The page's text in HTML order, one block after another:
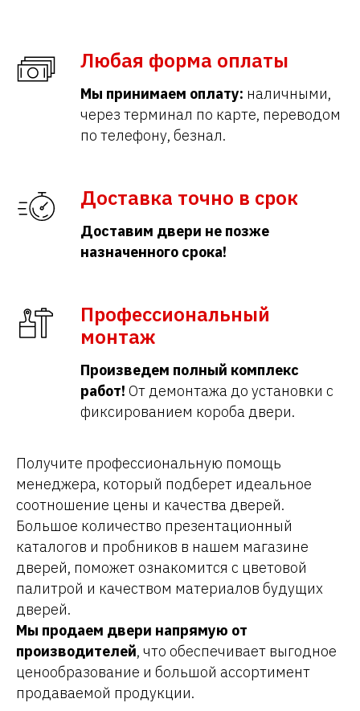
Любая форма оплаты
Мы принимаем оплату: наличными,
через терминал по карте, переводом
по телефону, безнал.
Доставка точно в срок
Доставим двери не позже
назначенного срока!
Профессиональный
монтаж
Произведем полный комплекс
работ! От демонтажа до установки с
фиксированием короба двери.
Получите профессиональную помощь
менеджера, который подберет идеальное
соотношение цены и качества дверей.
Большое количество презентационный
каталогов и пробников в нашем магазине
дверей, поможет ознакомится с цветовой
палитрой и качеством материалов будущих
дверей.
Мы продаем двери напрямую от
производителей, что обеспечивает выгодное
ценообразование и большой ассортимент
продаваемой продукции.